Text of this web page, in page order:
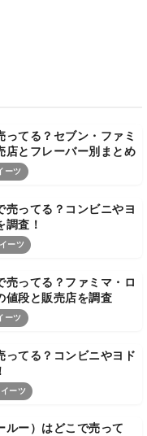
ってる？セブン・ファミ
店とフレーバー別まとめ
ーツ
売ってる？コンビニやヨ
調査！
ーツ
売ってる？ファミマ・ロ
値段と販売店を調査
ーツ
ってる？コンビニやヨド
ーツ
ルー）はどこで売って